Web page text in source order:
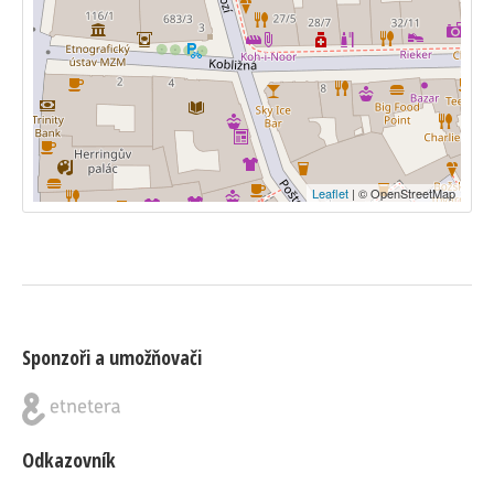
Leaflet | © OpenStreetMap
Sponzoři a umožňovači
Odkazovník